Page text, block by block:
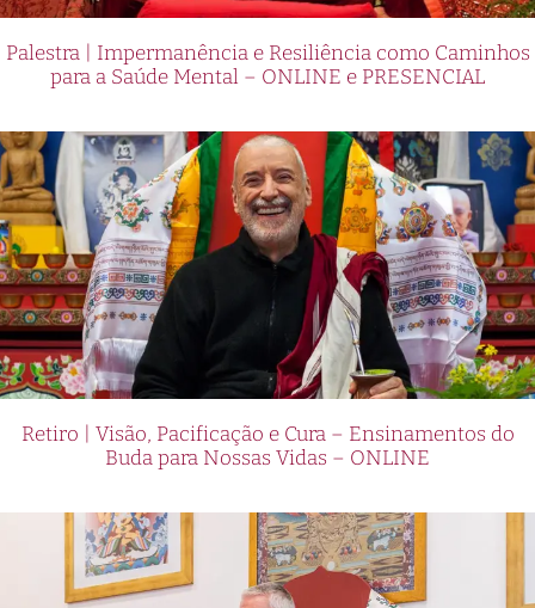
Palestra | Impermanência e Resiliência como Caminhos
para a Saúde Mental – ONLINE e PRESENCIAL
Retiro | Visão, Pacificação e Cura – Ensinamentos do
Buda para Nossas Vidas – ONLINE